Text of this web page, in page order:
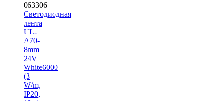
063306
Светодиодная
лента
UL-
A70-
8mm
24V
White6000
(3
W/m,
IP20,